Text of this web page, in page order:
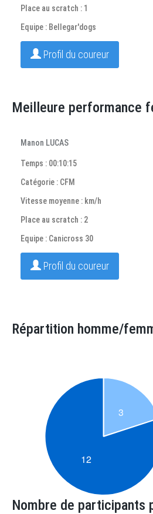
Place au scratch : 1
Equipe : Bellegar'dogs
Profil du coureur
Meilleure performance
Manon LUCAS
Temps : 00:10:15
Catégorie : CFM
Vitesse moyenne : km/h
Place au scratch : 2
Equipe : Canicross 30
Profil du coureur
Répartition homme/
Nombre de participants